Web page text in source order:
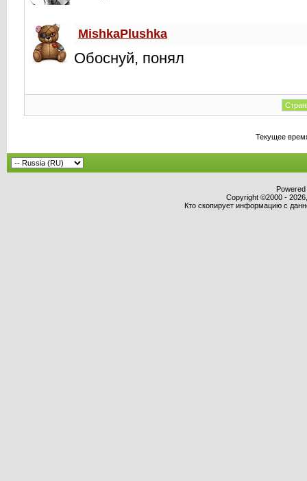
MishkaPlushka
Обоснуй, понял
Текущее
Copyright ©2000 -
Кто скопирует информацию с